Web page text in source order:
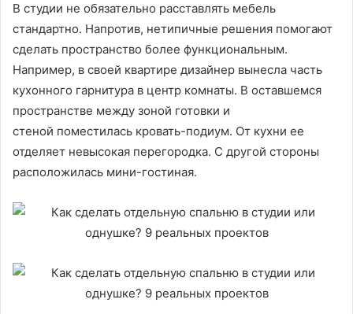
В студии не обязательно расставлять мебель
стандартно. Напротив, нетипичные решения помогают
сделать пространство более функциональным.
Например, в своей квартире дизайнер вынесла часть
кухонного гарнитура в центр комнаты. В оставшемся
пространстве между зоной готовки и
стеной поместилась кровать-подиум. От кухни ее
отделяет невысокая перегородка. С другой стороны
расположилась мини-гостиная.